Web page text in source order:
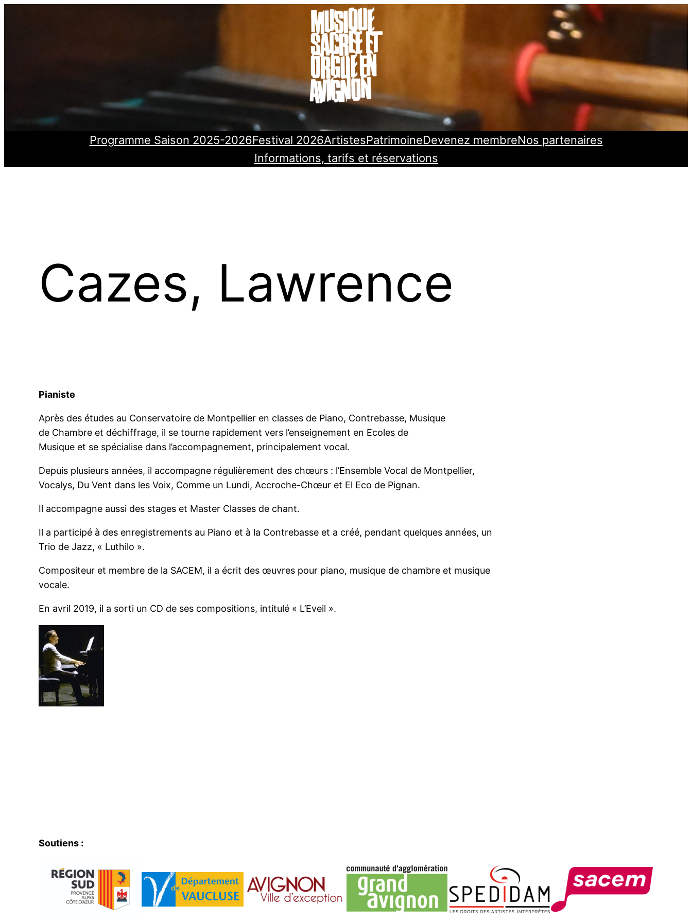
Programme Saison 2025-2026Festival 2026ArtistesPatrimoineDevenez membreNos partenaires
Informations, tarifs et réservations
Cazes, Lawrence
Pianiste
Après des études au Conservatoire de Montpellier en classes de Piano, Contrebasse, Musique
de Chambre et déchiffrage, il se tourne rapidement vers l’enseignement en Ecoles de
Musique et se spécialise dans l’accompagnement, principalement vocal.
Depuis plusieurs années, il accompagne régulièrement des chœurs : l’Ensemble Vocal de Montpellier,
Vocalys, Du Vent dans les Voix, Comme un Lundi, Accroche-Chœur et El Eco de Pignan.
Il accompagne aussi des stages et Master Classes de chant.
Il a participé à des enregistrements au Piano et à la Contrebasse et a créé, pendant quelques années, un
Trio de Jazz, « Luthilo ».
Compositeur et membre de la SACEM, il a écrit des œuvres pour piano, musique de chambre et musique
vocale.
En avril 2019, il a sorti un CD de ses compositions, intitulé « L’Eveil ».
Soutiens :